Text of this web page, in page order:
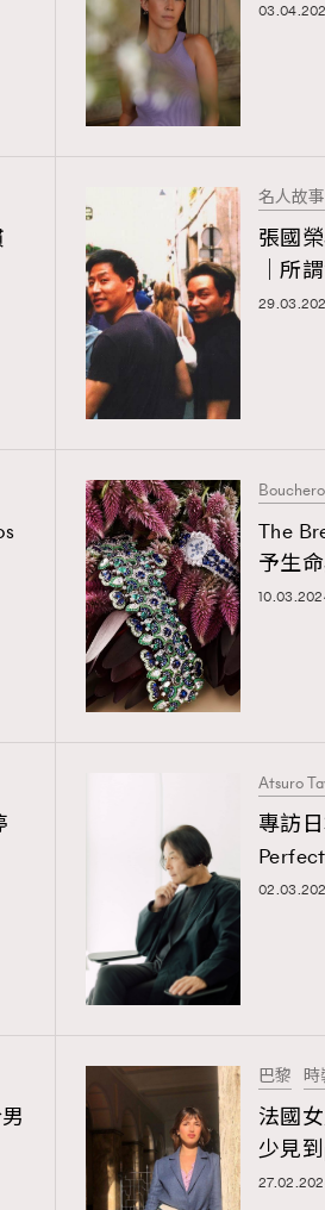
EmpowerF
名人故事
張國
｜所
The
予生
Atsuro
專訪
巴黎 時
法國
少見